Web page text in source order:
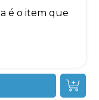
é o item que